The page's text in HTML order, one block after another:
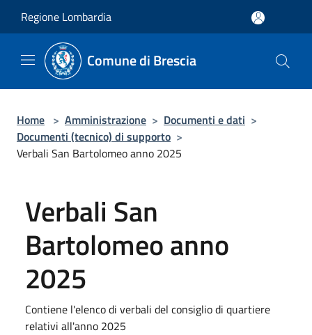
Regione Lombardia
Comune di Brescia
Home > Amministrazione > Documenti e dati >
Documenti (tecnico) di supporto >
Verbali San Bartolomeo anno 2025
Verbali San
Bartolomeo anno
2025
Contiene l'elenco di verbali del consiglio di quartiere
relativi all'anno 2025